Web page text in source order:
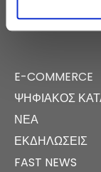
E-COMMERCE
ΨΗΦΙΑΚΌΣ
ΝΈΑ
ΕΚΔΗΛΏΣΕΙΣ
FAST NEWS